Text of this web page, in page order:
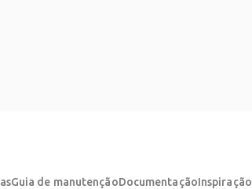
Guia de manutençãoDocumentaçãoInspiração